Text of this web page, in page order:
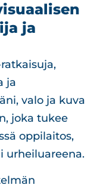
ja
ja
valo ja kuva
joka tukee
oppilaitos,
urheiluareena.